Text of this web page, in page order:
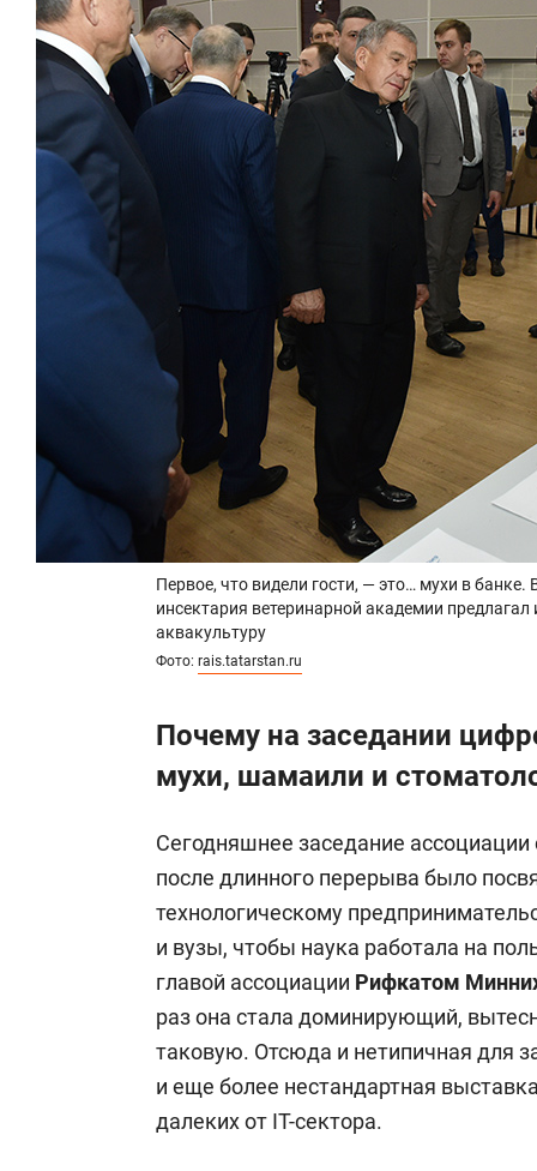
Первое, что видели гости, — это… мухи в
инсектария ветеринарной академии
аквакультуру
Фото: rais.tatarstan.ru
Почему на заседании
мухи, шамаили и
Сегодняшнее заседание
после длинного перерыва было
технологическому
и вузы, чтобы наука работала на
главой ассоциации Рифкатом
раз она стала доминирующий,
таковую. Отсюда и нетипичная для
и еще более нестандартная
далеких от IT-сектора.